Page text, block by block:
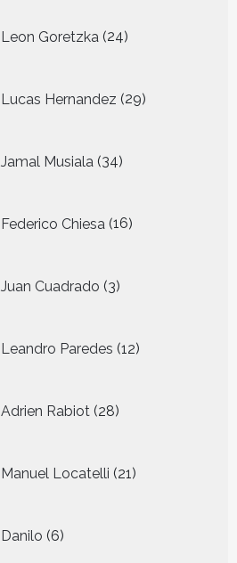
Leon Goretzka 24
producten
Lucas Hernandez 29
producten
Jamal Musiala 34
producten
Federico Chiesa 16
producten
Juan Cuadrado 3
producten
Leandro Paredes 12
producten
Adrien Rabiot 28
producten
Manuel Locatelli 21
producten
Danilo 6
producten